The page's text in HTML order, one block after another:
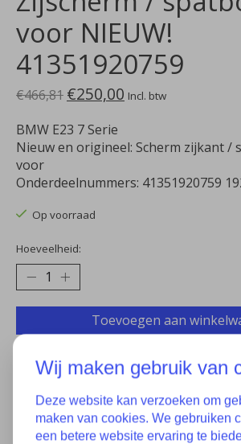
voor NIEUW!
41351920759
€466,81 €250,00 Incl. btw
BMW E23 7 Serie
Nieuw en origineel: Scherm zijkant /
voor
Onderdeelnummers: 41351920759
Op voorraad
Hoeveelheid:
Toevoegen aan
Toevoegen om te vergelijken
Wij maken gebruik van
Deze website kan verzoeken om
maken van cookies. We gebruiken
een betere website ervaring te